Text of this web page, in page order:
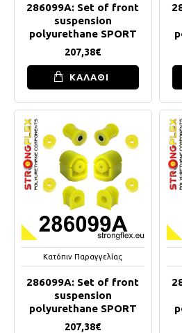
286099A: Set of front
suspension
polyurethane SPORT
207,38€
ΚΑΛΑΘΙ
Κατόπιν Παραγγελίας
286099A: Set of front
suspension
polyurethane SPORT
207,38€